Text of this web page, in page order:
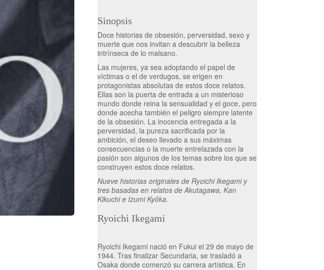
Sinopsis
Doce historias de obsesión, perversidad, sexo y
muerte que nos invitan a descubrir la belleza
intrínseca de lo malsano.
Las mujeres, ya sea adoptando el papel de
víctimas o el de verdugos, se erigen en
protagonistas absolutas de estos doce relatos.
Ellas son la puerta de entrada a un misterioso
mundo donde reina la sensualidad y el goce, pero
donde acecha también el peligro siempre latente
de la obsesión. La inocencia entregada a la
perversidad, la pureza sacrificada por la
ambición, el deseo llevado a sus máximas
consecuencias o la muerte entrelazada con la
pasión son algunos de los temas sobre los que se
construyen estos doce relatos.
Nueve historias originales de Ryoichi Ikegami y
tres basadas en relatos de Akutagawa, Kan
Kikuchi e Izumi Kyôka.
Ryoichi Ikegami
Ryoichi Ikegami nació en Fukui el 29 de mayo de
1944. Tras finalizar Secundaria, se trasladó a
Osaka donde comenzó su carrera artística. En